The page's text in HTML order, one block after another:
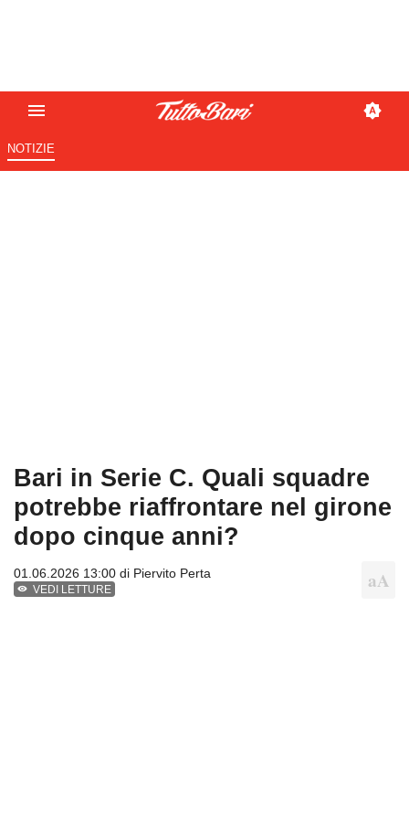
NOTIZIE
Bari in Serie C. Quali squadre
potrebbe riaffrontare nel girone
dopo cinque anni?
01.06.2026 13:00 di Piervito Perta
VEDI LETTURE